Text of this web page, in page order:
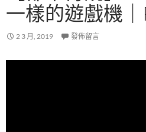
一樣的遊戲機
2 3 月, 2019 發佈留言